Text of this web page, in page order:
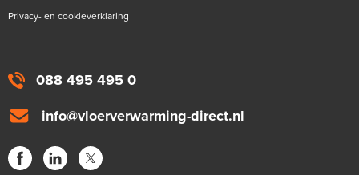
088 495 495 0
info@vloerverwarming-direct.nl
Privacy- en cookieverklaring